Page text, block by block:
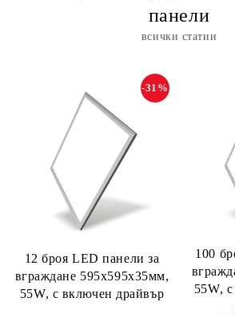
панели
всички статии
12 броя LED панели за
вграждане 595х595х35мм,
55W, с включен драйвър
-31%
100
55W,